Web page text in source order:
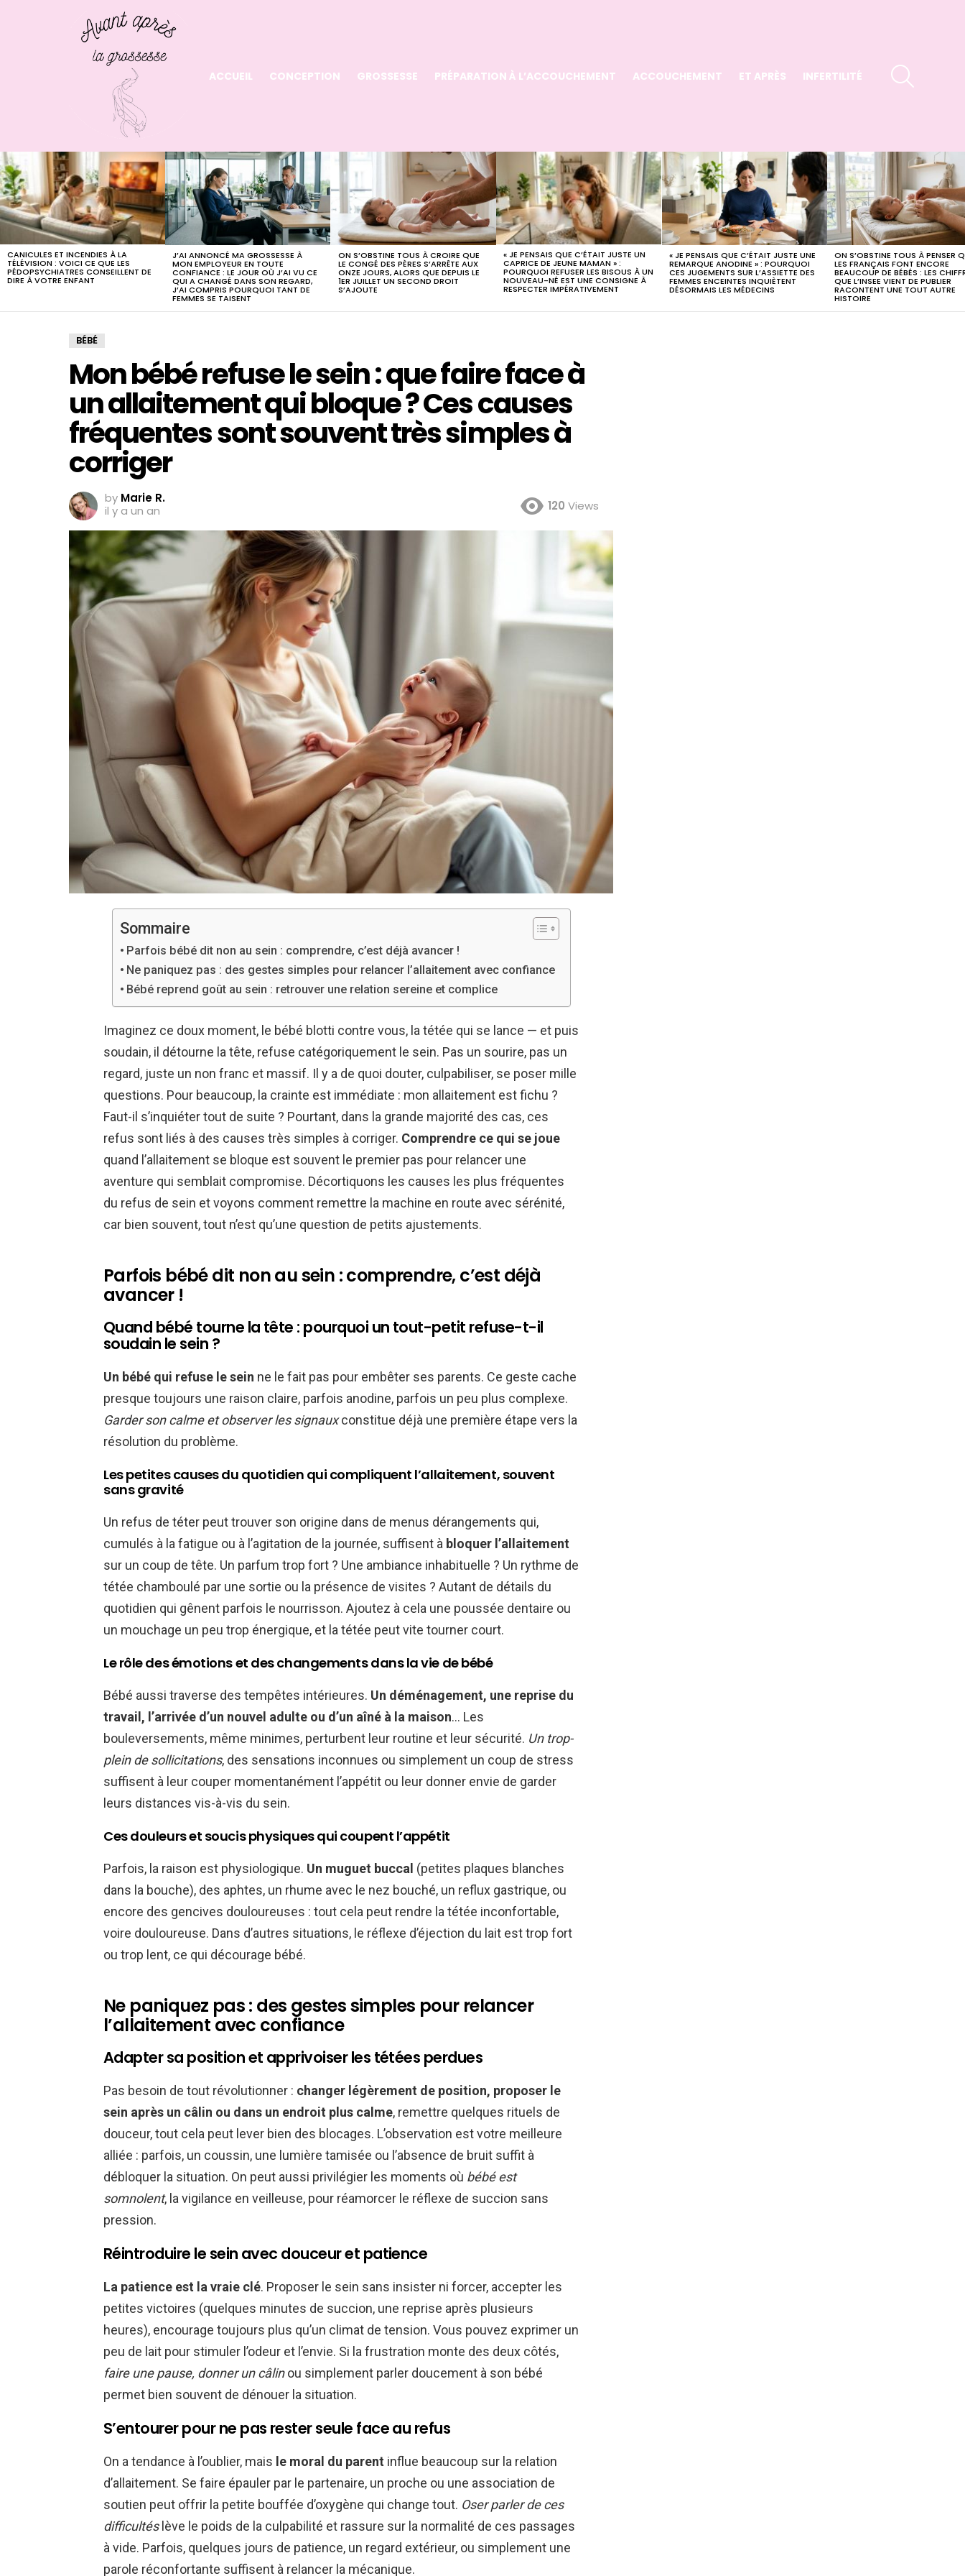
ACCUEIL CONCEPTION GROSSESSE PRÉPARATION À L’ACCOUCHEMENT ACCOUCHEMENT ET APRÈS INFERTILITÉ
LATEST
STORIES
CANICULES ET INCENDIES À LA
TÉLÉVISION : VOICI CE QUE LES
PÉDOPSYCHIATRES CONSEILLENT DE
DIRE À VOTRE ENFANT
J’AI ANNONCÉ MA GROSSESSE À
MON EMPLOYEUR EN TOUTE
CONFIANCE : LE JOUR OÙ J’AI VU CE
QUI A CHANGÉ DANS SON REGARD,
J’AI COMPRIS POURQUOI TANT DE
FEMMES SE TAISENT
ON S’OBSTINE TOUS À CROIRE QUE
LE CONGÉ DES PÈRES S’ARRÊTE AUX
ONZE JOURS, ALORS QUE DEPUIS LE
1ER JUILLET UN SECOND DROIT
S’AJOUTE
« JE PENSAIS QUE C’ÉTAIT JUSTE UN
CAPRICE DE JEUNE MAMAN » :
POURQUOI REFUSER LES BISOUS À UN
NOUVEAU-NÉ EST UNE CONSIGNE À
RESPECTER IMPÉRATIVEMENT
« JE PENSAIS QUE C’ÉTAIT JUSTE UNE
REMARQUE ANODINE » : POURQUOI
CES JUGEMENTS SUR L’ASSIETTE DES
FEMMES ENCEINTES INQUIÈTENT
DÉSORMAIS LES MÉDECINS
ON S’OBSTINE TOUS À PENSER
LES FRANÇAIS FONT ENCORE
BEAUCOUP DE BÉBÉS : LES
QUE L’INSEE VIENT DE PUBLIER
RACONTENT UNE TOUT AUTRE
HISTOIRE
BÉBÉ
Mon bébé refuse le sein : que faire face à
un allaitement qui bloque ? Ces causes
fréquentes sont souvent très simples à
corriger
by Marie R.
il y a un an
120 Views
Sommaire
Parfois bébé dit non au sein : comprendre, c’est déjà avancer !
Ne paniquez pas : des gestes simples pour relancer l’allaitement avec confiance
Bébé reprend goût au sein : retrouver une relation sereine et complice
Imaginez ce doux moment, le bébé blotti contre vous, la tétée qui se lance — et puis
soudain, il détourne la tête, refuse catégoriquement le sein. Pas un sourire, pas un
regard, juste un non franc et massif. Il y a de quoi douter, culpabiliser, se poser mille
questions. Pour beaucoup, la crainte est immédiate : mon allaitement est fichu ?
Faut-il s’inquiéter tout de suite ? Pourtant, dans la grande majorité des cas, ces
refus sont liés à des causes très simples à corriger. Comprendre ce qui se joue
quand l’allaitement se bloque est souvent le premier pas pour relancer une
aventure qui semblait compromise. Décortiquons les causes les plus fréquentes
du refus de sein et voyons comment remettre la machine en route avec sérénité,
car bien souvent, tout n’est qu’une question de petits ajustements.
Parfois bébé dit non au sein : comprendre, c’est déjà
avancer !
Quand bébé tourne la tête : pourquoi un tout-petit refuse-t-il
soudain le sein ?
Un bébé qui refuse le sein ne le fait pas pour embêter ses parents. Ce geste cache
presque toujours une raison claire, parfois anodine, parfois un peu plus complexe.
Garder son calme et observer les signauxconstitue déjà une première étape vers la
résolution du problème.
Les petites causes du quotidien qui compliquent l’allaitement, souvent
sans gravité
Un refus de téter peut trouver son origine dans de menus dérangements qui,
cumulés à la fatigue ou à l’agitation de la journée, suffisent à bloquer l’allaitement
sur un coup de tête. Un parfum trop fort ? Une ambiance inhabituelle ? Un rythme de
tétée chamboulé par une sortie ou la présence de visites ? Autant de détails du
quotidien qui gênent parfois le nourrisson. Ajoutez à cela une poussée dentaire ou
un mouchage un peu trop énergique, et la tétée peut vite tourner court.
Le rôle des émotions et des changements dans la vie de bébé
Bébé aussi traverse des tempêtes intérieures. Un déménagement, une reprise du
travail, l’arrivée d’un nouvel adulte ou d’un aîné à la maison… Les
bouleversements, même minimes, perturbent leur routine et leur sécurité. Un trop-
plein de sollicitations, des sensations inconnues ou simplement un coup de stress
suffisent à leur couper momentanément l’appétit ou leur donner envie de garder
leurs distances vis-à-vis du sein.
Ces douleurs et soucis physiques qui coupent l’appétit
Parfois, la raison est physiologique. Un muguet buccal (petites plaques blanches
dans la bouche), des aphtes, un rhume avec le nez bouché, un reflux gastrique, ou
encore des gencives douloureuses : tout cela peut rendre la tétée inconfortable,
voire douloureuse. Dans d’autres situations, le réflexe d’éjection du lait est trop fort
ou trop lent, ce qui décourage bébé.
Ne paniquez pas : des gestes simples pour relancer
l’allaitement avec confiance
Adapter sa position et apprivoiser les tétées perdues
Pas besoin de tout révolutionner : changer légèrement de position, proposer le
sein après un câlin ou dans un endroit plus calme, remettre quelques rituels de
douceur, tout cela peut lever bien des blocages. L’observation est votre meilleure
alliée : parfois, un coussin, une lumière tamisée ou l’absence de bruit suffit à
débloquer la situation. On peut aussi privilégier les moments où bébé est
somnolent, la vigilance en veilleuse, pour réamorcer le réflexe de succion sans
pression.
Réintroduire le sein avec douceur et patience
La patience est la vraie clé. Proposer le sein sans insister ni forcer, accepter les
petites victoires (quelques minutes de succion, une reprise après plusieurs
heures), encourage toujours plus qu’un climat de tension. Vous pouvez exprimer un
peu de lait pour stimuler l’odeur et l’envie. Si la frustration monte des deux côtés,
faire une pause, donner un câlinou simplement parler doucement à son bébé
permet bien souvent de dénouer la situation.
S’entourer pour ne pas rester seule face au refus
On a tendance à l’oublier, mais le moral du parent influe beaucoup sur la relation
d’allaitement. Se faire épauler par le partenaire, un proche ou une association de
soutien peut offrir la petite bouffée d’oxygène qui change tout. Oser parler de ces
difficultéslève le poids de la culpabilité et rassure sur la normalité de ces passages
à vide. Parfois, quelques jours de patience, un regard extérieur, ou simplement une
parole réconfortante suffisent à relancer la mécanique.